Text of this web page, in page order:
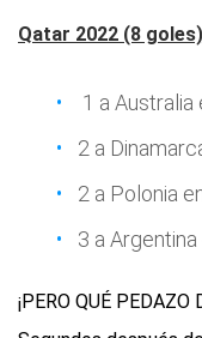
Qatar 2022 (8 goles)
1 a
2 a
2 a Polonia
3 a Argentina
¡PERO QUÉ PEDAZO